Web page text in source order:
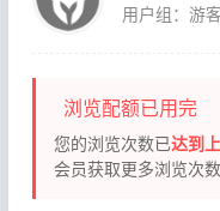
用户组：游客
浏览配额已用完
您的浏览次数已达到
会员获取更多浏览次数